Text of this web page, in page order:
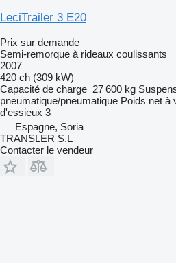
LeciTrailer 3 E20
Prix sur demande
Semi-remorque à rideaux coulissants
2007
420 ch (309 kW)
Capacité de charge 27 600 kg
pneumatique/pneumatique Poids net à
d'essieux 3
Espagne, Soria
TRANSLER S.L
Contacter le vendeur